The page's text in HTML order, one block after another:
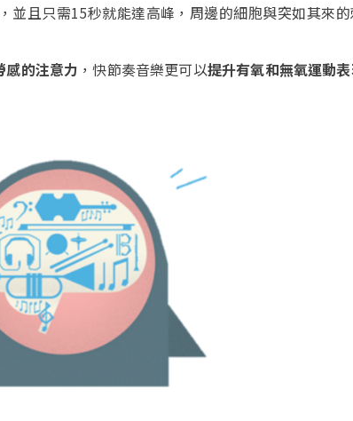
並且只需15秒就能達高峰， 周邊的細胞與突如其來
感的注意力 ，快節奏音樂更可以提升有氧和無氧運動